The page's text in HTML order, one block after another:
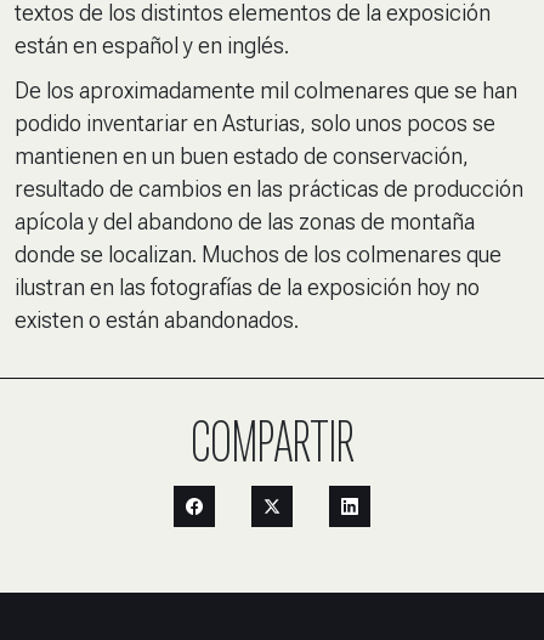
textos de los distintos elementos de la exposición
están en español y en inglés.
De los aproximadamente mil colmenares que se han
podido inventariar en Asturias, solo unos pocos se
mantienen en un buen estado de conservación,
resultado de cambios en las prácticas de producción
apícola y del abandono de las zonas de montaña
donde se localizan. Muchos de los colmenares que
ilustran en las fotografías de la exposición hoy no
existen o están abandonados.
COMPARTIR